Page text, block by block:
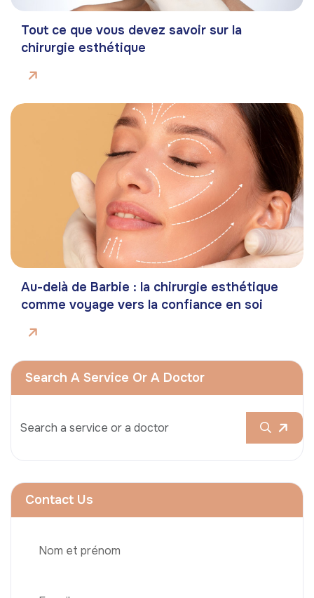
Tout ce que vous devez savoir sur la
chirurgie esthétique
Au-delà de Barbie : la chirurgie esthétique
comme voyage vers la confiance en soi
Search A Service Or A Doctor
Contact Us